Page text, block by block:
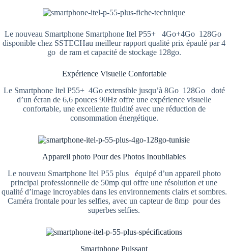
Le nouveau Smartphone Smartphone Itel P55+ 4Go+4Go 128Go
disponible chez SSTECHau meilleur rapport qualité prix épaulé par 4
go de ram et capacité de stockage 128go.
Expérience Visuelle Confortable
Le Smartphone Itel P55+ 4Go extensible jusqu’à 8Go 128Go doté
d’un écran de 6,6 pouces 90Hz offre une expérience visuelle
confortable, une excellente fluidité avec une réduction de
consommation énergétique.
Appareil photo Pour des Photos Inoubliables
Le nouveau Smartphone Itel P55 plus équipé d’un appareil photo
principal professionnelle de 50mp qui offre une résolution et une
qualité d’image incroyables dans les environnements clairs et sombres.
Caméra frontale pour les selfies, avec un capteur de 8mp pour des
superbes selfies.
Smartphone Puissant